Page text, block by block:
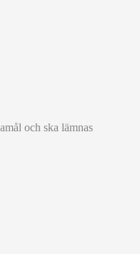
och ska lämnas